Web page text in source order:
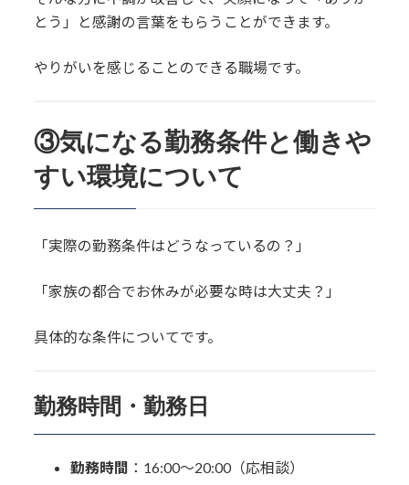
とう」と感謝の言葉をもらうことができます。
やりがいを感じることのできる職場です。
③気になる勤務条件と働きや
すい環境について
「実際の勤務条件はどうなっているの？」
「家族の都合でお休みが必要な時は大丈夫？」
具体的な条件についてです。
勤務時間・勤務日
勤務時間 ：16:00〜20:00（応相談）